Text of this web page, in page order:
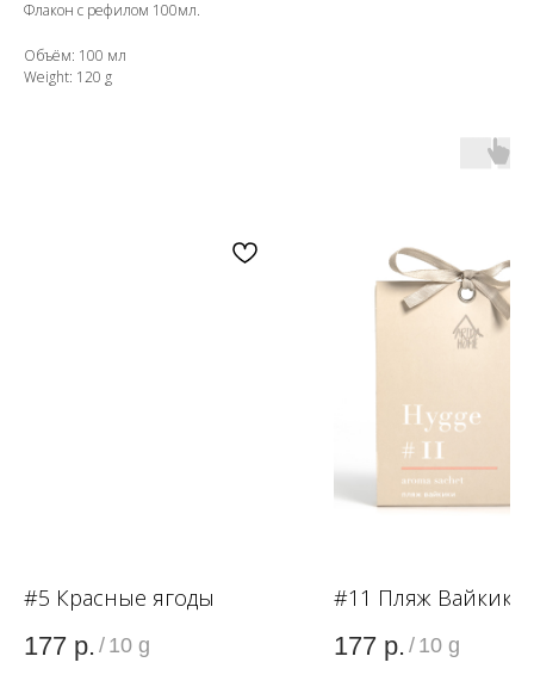
Флакон с рефилом 100мл.
Объём: 100 мл
Weight: 120 g
#5 Красные ягоды
177 р. / 10 g
#11 Пляж Вайкики
177 р. / 10 g